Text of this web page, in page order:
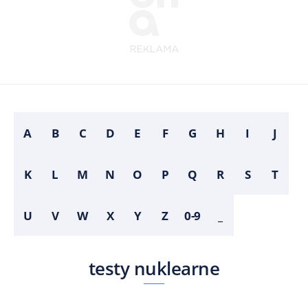
A B C D E F G H I J
K L M N O P Q R S T
U V W X Y Z 0-9
testy nuklearne